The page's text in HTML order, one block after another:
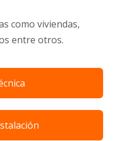
como viviendas,
entre otros.